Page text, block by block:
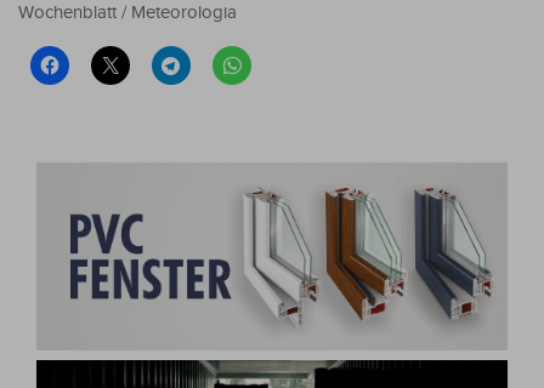
Wochenblatt / Meteorologia